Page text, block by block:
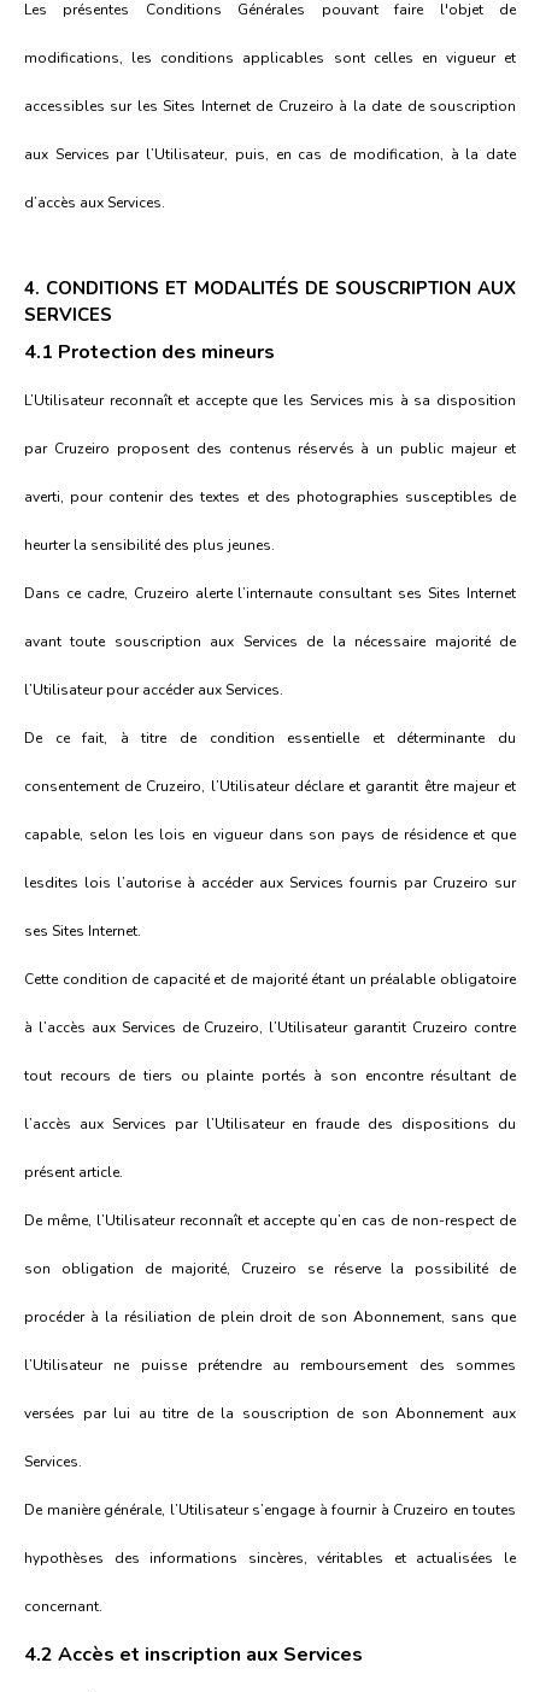
Les présentes Conditions Générales pouvant faire l'objet de
modifications, les conditions applicables sont celles en vigueur et
accessibles sur les Sites Internet de Cruzeiro à la date de souscription
aux Services par l’Utilisateur, puis, en cas de modification, à la date
d’accès aux Services.
4. CONDITIONS ET MODALITÉS DE SOUSCRIPTION AUX
SERVICES
4.1 Protection des mineurs
L’Utilisateur reconnaît et accepte que les Services mis à sa disposition
par Cruzeiro proposent des contenus réservés à un public majeur et
averti, pour contenir des textes et des photographies susceptibles de
heurter la sensibilité des plus jeunes.
Dans ce cadre, Cruzeiro alerte l’internaute consultant ses Sites Internet
avant toute souscription aux Services de la nécessaire majorité de
l’Utilisateur pour accéder aux Services.
De ce fait, à titre de condition essentielle et déterminante du
consentement de Cruzeiro, l’Utilisateur déclare et garantit être majeur et
capable, selon les lois en vigueur dans son pays de résidence et que
lesdites lois l’autorise à accéder aux Services fournis par Cruzeiro sur
ses Sites Internet.
Cette condition de capacité et de majorité étant un préalable obligatoire
à l’accès aux Services de Cruzeiro, l’Utilisateur garantit Cruzeiro contre
tout recours de tiers ou plainte portés à son encontre résultant de
l’accès aux Services par l’Utilisateur en fraude des dispositions du
présent article.
De même, l’Utilisateur reconnaît et accepte qu’en cas de non-respect de
son obligation de majorité, Cruzeiro se réserve la possibilité de
procéder à la résiliation de plein droit de son Abonnement, sans que
l’Utilisateur ne puisse prétendre au remboursement des sommes
versées par lui au titre de la souscription de son Abonnement aux
Services.
De manière générale, l’Utilisateur s’engage à fournir à Cruzeiro en toutes
hypothèses des informations sincères, véritables et actualisées le
concernant.
4.2 Accès et inscription aux Services